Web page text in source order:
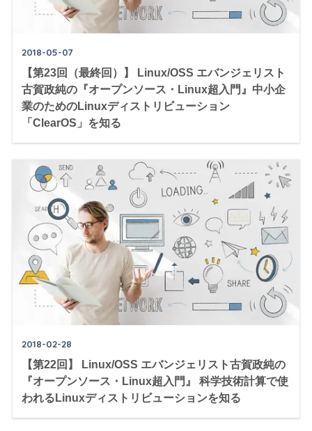
2018-05-07
【第23回（最終回）】 Linux/OSS エバンジェリスト
古賀政純の『オープンソース・Linux超入門』中小企
業のためのLinuxディストリビューション
「ClearOS」を知る
2018-02-28
【第22回】 Linux/OSS エバンジェリスト古賀政純の
『オープンソース・Linux超入門』 科学技術計算で使
われるLinuxディストリビューションを知る